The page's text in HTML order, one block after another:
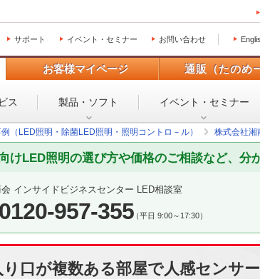
サポート イベント・セミナー お問い合わせ
お客様マイページ 通販（たのめ
ス 製品・ソフト イベント・ セミナー
（LED照明・除菌LED照明・照明コントロ－ル） 株式会社湘
けLED照明の選び方や価格のご相談など、分
インサイドビジネスセンター LED相談室
0120-957-355（平日 9:00～17:30）
り口が複数ある部屋で人感センサ